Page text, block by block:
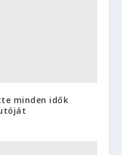
minden idők